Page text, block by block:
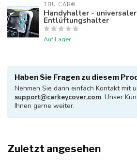
TBU CAR®
Handyhalter - universaler
Entlüftungshalter
Auf Lager
Haben Sie Fragen zu diesem
Nehmen Sie dann einfach Kontakt mit
support@carkeycover.com. Unser
Ihnen gerne weiter.
Zuletzt angesehen